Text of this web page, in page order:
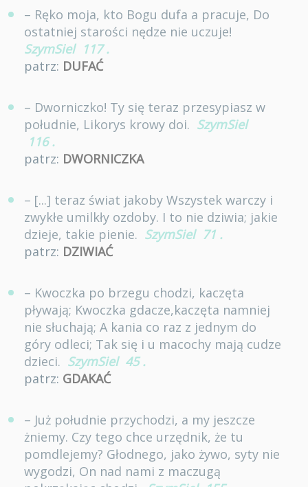
– Ręko moja, kto Bogu dufa a pracuje, Do
ostatniej starości nędze nie uczuje!
SzymSiel 117 .
patrz: DUFAĆ
– Dworniczko! Ty się teraz przesypiasz w
południe, Likorys krowy doi. SzymSiel
116 .
patrz: DWORNICZKA
– [...] teraz świat jakoby Wszystek warczy i
zwykłe umilkły ozdoby. I to nie dziwia; jakie
dzieje, takie pienie. SzymSiel 71 .
patrz: DZIWIAĆ
– Kwoczka po brzegu chodzi, kaczęta
pływają; Kwoczka gdacze,kaczęta namniej
nie słuchają; A kania co raz z jednym do
góry odleci; Tak się i u macochy mają cudze
dzieci. SzymSiel 45 .
patrz: GDAKAĆ
– Już południe przychodzi, a my jeszcze
żniemy. Czy tego chce urzędnik, że tu
pomdlejemy? Głodnego, jako żywo, syty nie
wygodzi, On nad nami z maczugą